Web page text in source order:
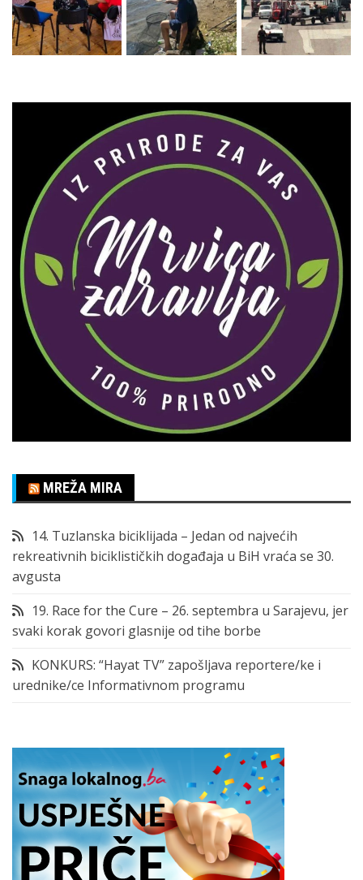
MREŽA MIRA
14. Tuzlanska biciklijada – Jedan od najvećih
rekreativnih biciklističkih događaja u BiH vraća se 30.
avgusta
19. Race for the Cure – 26. septembra u Sarajevu, jer
svaki korak govori glasnije od tihe borbe
KONKURS: “Hayat TV” zapošljava reportere/ke i
urednike/ce Informativnom programu